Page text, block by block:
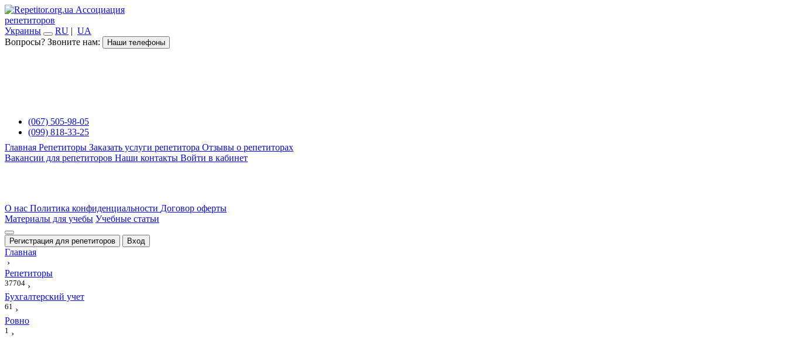
Ассоциация
репетиторов
Украины
RU | UA
Вопросы? Звоните нам:
Наши телефоны
(067) 505-98-05
(099) 818-33-25
Главная Репетиторы Заказать услуги репетитора Отзывы о репетиторах
Вакансии для репетиторов Наши контакты Войти в кабинет
О нас Политика конфиденциальности Договор оферты
Материалы для учебы Учебные статьи
Регистрация для репетиторов Вход
Главная
›
Репетиторы
37704 ›
Бухгалтерский учет
61 ›
Ровно
1 ›